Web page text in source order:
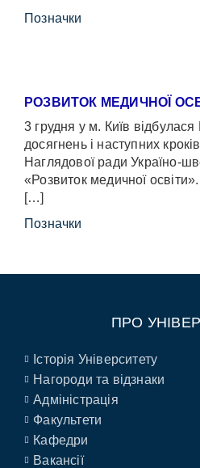
Позначки
РОЗВИТОК МЕДИЧНОЇ
3 грудня у м. Київ
досягнень і наступних
Наглядової ради Україно-
«Розвиток медичної освіти».
[…]
Позначки
ПРО
Історія Університету
Нагороди та відзнаки
Адміністрація
Факультети
Кафедри
Вакансії